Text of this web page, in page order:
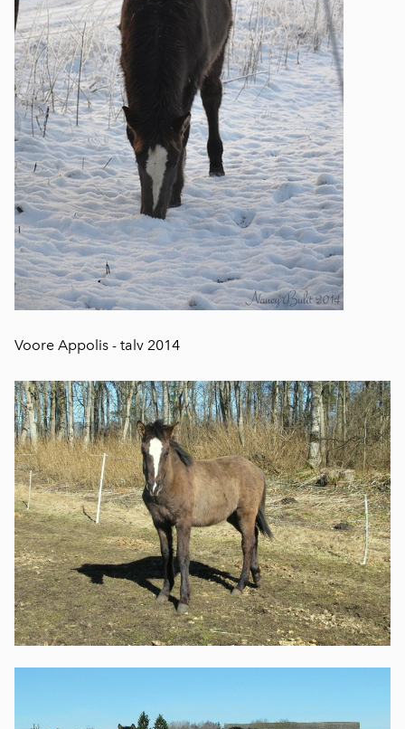
Voore Appolis - talv 2014